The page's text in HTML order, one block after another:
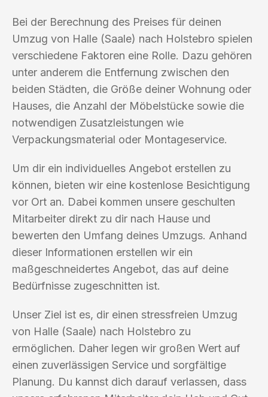
Bei der Berechnung des Preises für deinen
Umzug von Halle (Saale) nach Holstebro spielen
verschiedene Faktoren eine Rolle. Dazu gehören
unter anderem die Entfernung zwischen den
beiden Städten, die Größe deiner Wohnung oder
Hauses, die Anzahl der Möbelstücke sowie die
notwendigen Zusatzleistungen wie
Verpackungsmaterial oder Montageservice.
Um dir ein individuelles Angebot erstellen zu
können, bieten wir eine kostenlose Besichtigung
vor Ort an. Dabei kommen unsere geschulten
Mitarbeiter direkt zu dir nach Hause und
bewerten den Umfang deines Umzugs. Anhand
dieser Informationen erstellen wir ein
maßgeschneidertes Angebot, das auf deine
Bedürfnisse zugeschnitten ist.
Unser Ziel ist es, dir einen stressfreien Umzug
von Halle (Saale) nach Holstebro zu
ermöglichen. Daher legen wir großen Wert auf
einen zuverlässigen Service und sorgfältige
Planung. Du kannst dich darauf verlassen, dass